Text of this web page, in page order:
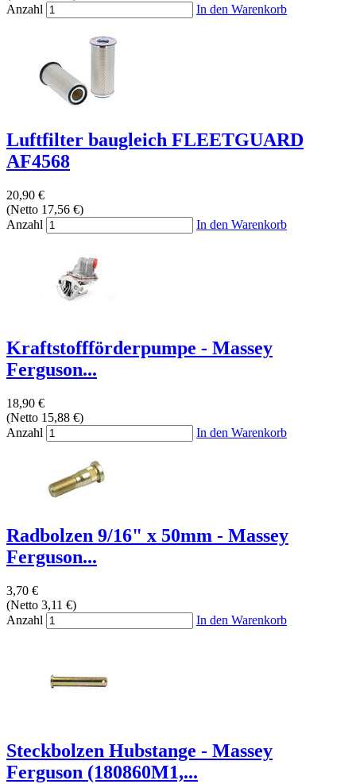
Anzahl
In den Warenkorb
Luftfilter baugleich FLEETGUARD
AF4568
20,90 €
(Netto 17,56 €)
Anzahl
In den Warenkorb
Kraftstoffförderpumpe - Massey
Ferguson...
18,90 €
(Netto 15,88 €)
Anzahl
In den Warenkorb
Radbolzen 9/16" x 50mm - Massey
Ferguson...
3,70 €
(Netto 3,11 €)
Anzahl
In den Warenkorb
Steckbolzen Hubstange - Massey
Ferguson (180860M1,...